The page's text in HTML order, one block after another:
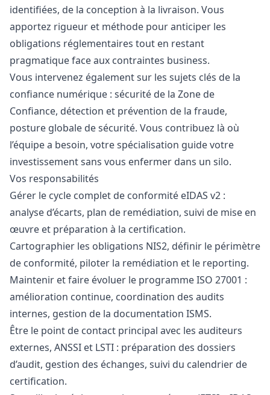
identifiées, de la conception à la livraison. Vous
apportez rigueur et méthode pour anticiper les
obligations réglementaires tout en restant
pragmatique face aux contraintes business.
Vous intervenez également sur les sujets clés de la
confiance numérique : sécurité de la Zone de
Confiance, détection et prévention de la fraude,
posture globale de sécurité. Vous contribuez là où
l’équipe a besoin, votre spécialisation guide votre
investissement sans vous enfermer dans un silo.
Vos responsabilités
Gérer le cycle complet de conformité eIDAS v2 :
analyse d’écarts, plan de remédiation, suivi de mise en
œuvre et préparation à la certification.
Cartographier les obligations NIS2, définir le périmètre
de conformité, piloter la remédiation et le reporting.
Maintenir et faire évoluer le programme ISO 27001 :
amélioration continue, coordination des audits
internes, gestion de la documentation ISMS.
Être le point de contact principal avec les auditeurs
externes, ANSSI et LSTI : préparation des dossiers
d’audit, gestion des échanges, suivi du calendrier de
certification.